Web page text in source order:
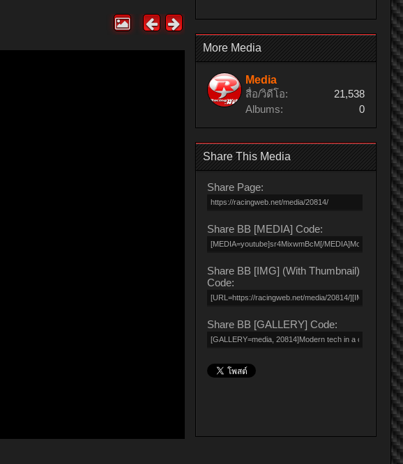
More Media
Media
สื่อ/วิดีโอ:
21,538
Albums:
0
Share This Media
Share Page:
Share BB [MEDIA] Code:
Share BB [IMG] (With Thumbnail)
Code:
Share BB [GALLERY] Code: